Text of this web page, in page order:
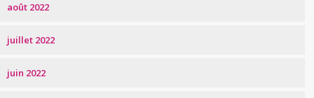
août 2022
juillet 2022
juin 2022